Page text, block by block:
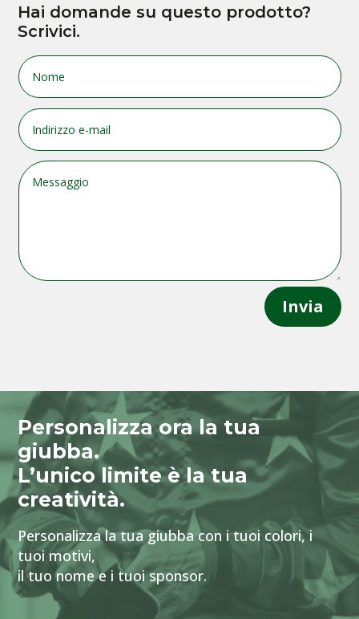
Hai domande su questo prodotto?
Scrivici.
Invia
Personalizza ora la tua
giubba.
L’unico limite è la tua
creatività.
Personalizza la tua giubba con i tuoi colori, i
tuoi motivi,
il tuo nome e i tuoi sponsor.